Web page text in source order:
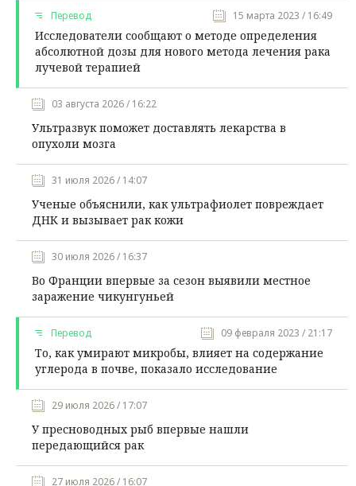
Перевод 15 марта 2023 / 16:49
Исследователи сообщают о методе определения
абсолютной дозы для нового метода лечения рака
лучевой терапией
03 августа 2026 / 16:22
Ультразвук поможет доставлять лекарства в
опухоли мозга
31 июля 2026 / 14:07
Ученые объяснили, как ультрафиолет повреждает
ДНК и вызывает рак кожи
30 июля 2026 / 16:37
Во Франции впервые за сезон выявили местное
заражение чикунгуньей
Перевод 09 февраля 2023 / 21:17
То, как умирают микробы, влияет на содержание
углерода в почве, показало исследование
29 июля 2026 / 17:07
У пресноводных рыб впервые нашли
передающийся рак
27 июля 2026 / 16:07